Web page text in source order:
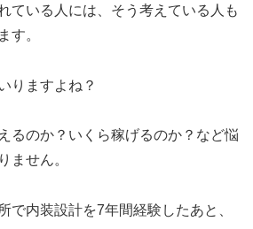
ている人には、そう考えている人も
す。
りますよね？
るのか？いくら稼げるのか？など悩
ません。
で内装設計を7年間経験したあと、